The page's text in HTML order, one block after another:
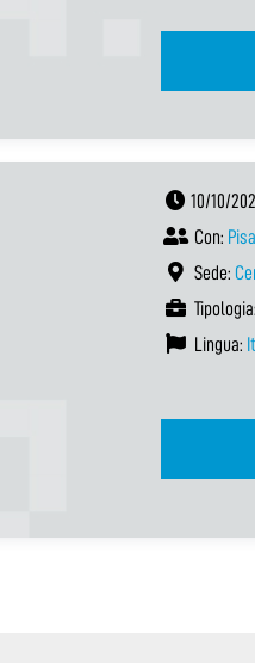
10/10/
Con:
Sede:
Tipologia:
Lingua: